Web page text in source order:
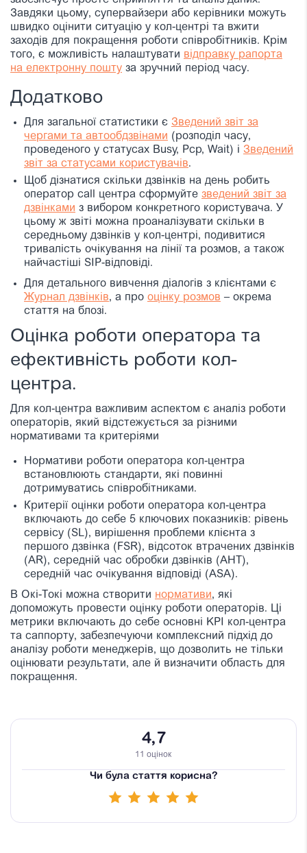
Завдяки цьому, супервайзери або керівники можуть
швидко оцінити ситуацію у кол-центрі та вжити
заходів для покращення роботи співробітників. Крім
того, є можливість налаштувати відправку рапорта
на електронну пошту за зручний період часу.
Додатково
Для загальної статистики є Зведений звіт за
чергами та автообдзвінами (розподіл часу,
проведеного у статусах Busy, Pcp, Wait) і Зведений
звіт за статусами користувачів.
Щоб дізнатися скільки дзвінків на день робить
оператор call центра сформуйте зведений звіт за
дзвінками з вибором конкретного користувача. У
цьому ж звіті можна проаналізувати скільки в
середньому дзвінків у кол-центрі, подивитися
тривалість очікування на лінії та розмов, а також
найчастіші SIP-відповіді.
Для детального вивчення діалогів з клієнтами є
Журнал дзвінків, а про оцінку розмов – окрема
стаття на блозі.
Оцінка роботи оператора та
ефективність роботи кол-
центра.
Для кол-центра важливим аспектом є аналіз роботи
операторів, який відстежується за різними
нормативами та критеріями
Нормативи роботи оператора кол-центра
встановлюють стандарти, які повинні
дотримуватись співробітниками.
Критерії оцінки роботи оператора кол-центра
включають до себе 5 ключових показників: рівень
сервісу (SL), вирішення проблеми клієнта з
першого дзвінка (FSR), відсоток втрачених дзвінків
(AR), середній час обробки дзвінків (AHT),
середній час очікування відповіді (ASA).
В Окі-Токі можна створити нормативи, які
допоможуть провести оцінку роботи операторів. Ці
метрики включають до себе основні KPI кол-центра
та саппорту, забезпечуючи комплексний підхід до
аналізу роботи менеджерів, що дозволить не тільки
оцінювати результати, але й визначити область для
покращення.
4,7
11 оцінок
Чи була стаття корисна?